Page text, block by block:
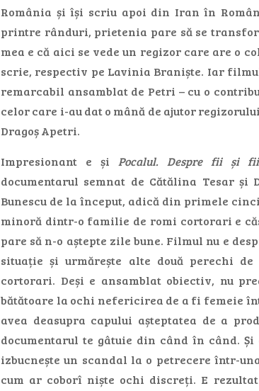
România și își scriu apoi din Iran în
printre rânduri, prietenia pare să se
mea e că aici se vede un regizor care are o
scrie, respectiv pe Lavinia Braniște. Iar
remarcabil ansamblat de Petri – cu o
celor care i-au dat o mână de ajutor
Dragoș Apetri.
Impresionant e și Pocalul. Despre fii și
documentarul semnat de Cătălina Tesar și
Bunescu de la început, adică din primele
minoră dintr-o familie de romi cortorari e
pare să n-o aștepte zile bune. Filmul nu e
situație și urmărește alte două perechi
cortorari. Deși e ansamblat obiectiv, nu
bătătoare la ochi nefericirea de a fi femeie
avea deasupra capului așteptatea de a
documentarul te gâtuie din când în când.
izbucnește un scandal la o petrecere într-
cum ar coborî niște ochi discreți. E